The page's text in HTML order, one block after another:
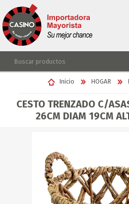
REGISTRARSE
LISTA DE DESEOS
Inicio HOGAR
CESTO TRENZADO C/
26CM DIAM 19CM